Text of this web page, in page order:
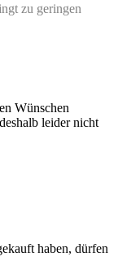
zu geringen
Wünschen
leider nicht
haben, dürfen